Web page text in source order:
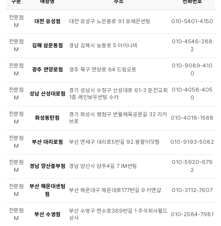
전문점
M
대전 유성점 대전 유성구 노은동로 91 유재은썬팅 010-5401-4150
전문점
M
김해 삼문동점 경남 김해시 능동로 5 아이나비
010-4546-288
2
전문점
M
광주 연양로점 광주 북구 연양로 84 드림오토
010-9089-410
0
전문점
M
성남 산성대로점
경기 성남시 수정구 산성대로 61-3 둔전교회
1층 레인보우썬팅 수카
010-4058-405
0
전문점
M
화성동탄점
경기 화성시 병점구 반월체육공원길 32 리카
브로
010-4018-1588
전문점
M
부산 대리로점 부산 연제구 대리로5번길 92 봉팔이닷컴 010-9193-5082
전문점
M
경남 양산중부점 경남 양산시 양주4길 7 IM썬팅
010-5920-679
2
전문점
M
부산 해운대센텀
점
부산 해운대구 해운대로177번길 9 카앤샵 010-3112-7607
전문점
M
부산 수영점
부산 수영구 연수로369번길 1 주식회사월드
상사
010-2584-7981